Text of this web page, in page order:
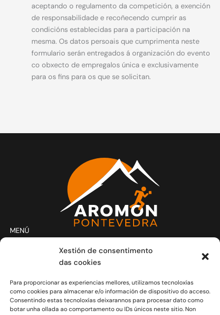
Xestión de consentimento
das cookies
Para proporcionar as experiencias mellores, utilizamos tecnoloxías
como cookies para almacenar e/o información de dispositivo do acceso.
Consentindo estas tecnoloxías deixarannos para procesar dato como
botar unha ollada ao comportamento ou IDs únicos neste sitio. Non
aceptando o regulamento da competición, a exención
de responsabilidade e recoñecendo cumprir as
condicións establecidas para a participación na
mesma. Os datos persoais que cumprimenta neste
formulario serán entregados á organización do evento
co obxecto de empregalos única e exclusivamente
para os fins para os que se solicitan.
MENÚ
Novas
CONTACTO
Xoves e Venres laborais de 20.30h a 21.30h.